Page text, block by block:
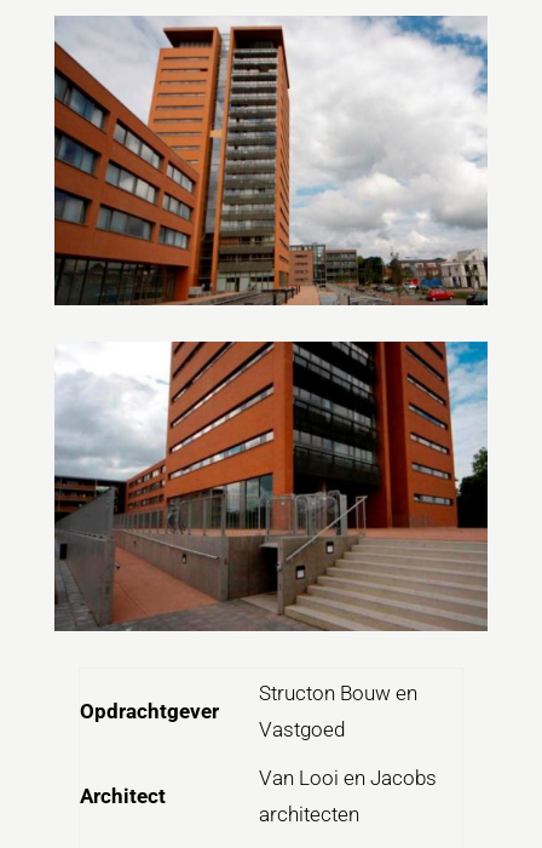
Opdrachtgever
Structon Bouw en
Vastgoed
Architect
Van Looi en Jacobs
architecten